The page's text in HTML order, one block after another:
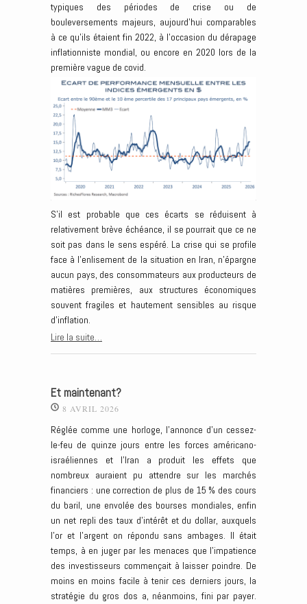
typiques des périodes de crise ou de
bouleversements majeurs, aujourd’hui comparables
à ce qu’ils étaient fin 2022, à l’occasion du dérapage
inflationniste mondial, ou encore en 2020 lors de la
première vague de covid.
S’il est probable que ces écarts se réduisent à
relativement brève échéance, il se pourrait que ce ne
soit pas dans le sens espéré. La crise qui se profile
face à l’enlisement de la situation en Iran, n’épargne
aucun pays, des consommateurs aux producteurs de
matières premières, aux structures économiques
souvent fragiles et hautement sensibles au risque
d’inflation.
Lire la suite…
Et maintenant?
8 AVRIL 2026
Réglée comme une horloge, l’annonce d’un cessez-
le-feu de quinze jours entre les forces américano-
israéliennes et l’Iran a produit les effets que
nombreux auraient pu attendre sur les marchés
financiers : une correction de plus de 15 % des cours
du baril, une envolée des bourses mondiales, enfin
un net repli des taux d’intérêt et du dollar, auxquels
l’or et l’argent on répondu sans ambages. Il était
temps, à en juger par les menaces que l’impatience
des investisseurs commençait à laisser poindre. De
moins en moins facile à tenir ces derniers jours, la
stratégie du gros dos a, néanmoins, fini par payer.